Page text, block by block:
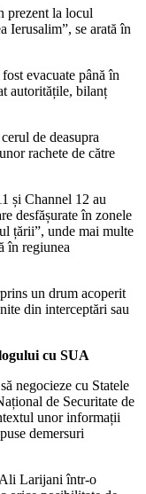
prezent la locul
se arată în
evacuate până în
autoritățile, bilanț
de deasupra
rachete de către
și Channel 12 au
desfășurate în zonele
țării”, unde mai multe
în regiunea
un drum acoperit
din interceptări sau
cu SUA
negocieze cu Statele
de Securitate de
unor informații
demersuri
Ali Larijani într-o